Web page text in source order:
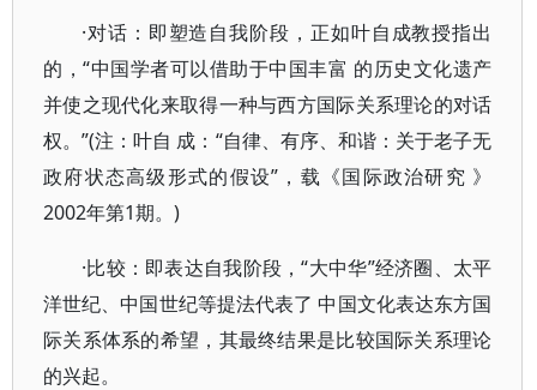
·对话：即塑造自我阶段，正如叶自成教授指出
的，“中国学者可以借助于中国丰富 的历史文化遗产
并使之现代化来取得一种与西方国际关系理论的对话
权。”(注：叶自 成：“自律、有序、和谐：关于老子无
政府状态高级形式的假设”，载《国际政治研究 》
2002年第1期。)
·比较：即表达自我阶段，“大中华”经济圈、太平
洋世纪、中国世纪等提法代表了 中国文化表达东方国
际关系体系的希望，其最终结果是比较国际关系理论
的兴起。